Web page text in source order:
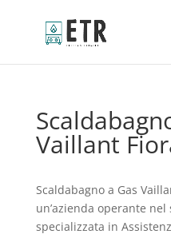
Vaillant
Scaldabagno a Gas
un’azienda operante
specializzata in